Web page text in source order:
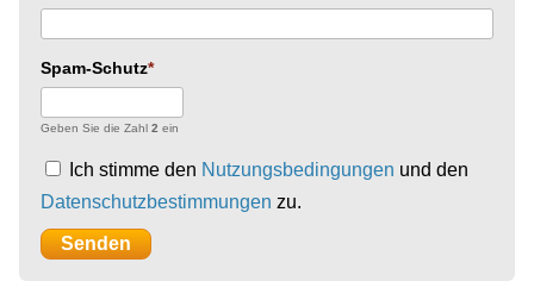
Spam-Schutz
Geben Sie die Zahl 2 ein
Ich stimme den Nutzungsbedingungen und den
Datenschutzbestimmungen zu.